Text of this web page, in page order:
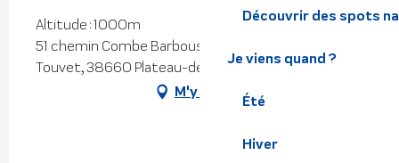
Découvrir des spots
Je viens quand ?
Été
Hiver
Altitude : 1000m
51 chemin Combe Barbouse, Saint-Bernard-du-
Touvet, 38660 Plateau-des-Petites-Roches
M'y rendre